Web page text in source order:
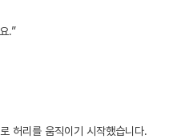
.”
허리를 움직이기 시작했습니다.